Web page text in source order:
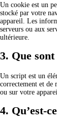
Un cookie est un
stocké par votre
appareil. Les
serveurs ou aux
ultérieure.
3. Que
Un script est un
correctement et de
ou sur votre
4. Qu’est-